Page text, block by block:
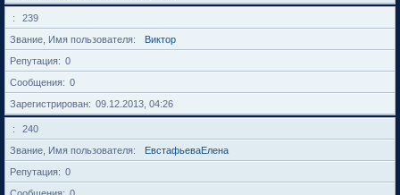
239
Звание, Имя пользователя
Виктор
Репутация
0
Сообщения
0
Зарегистрирован
09.12.2013, 04:26
240
Звание, Имя пользователя
ЕвстафьеваЕлена
Репутация
0